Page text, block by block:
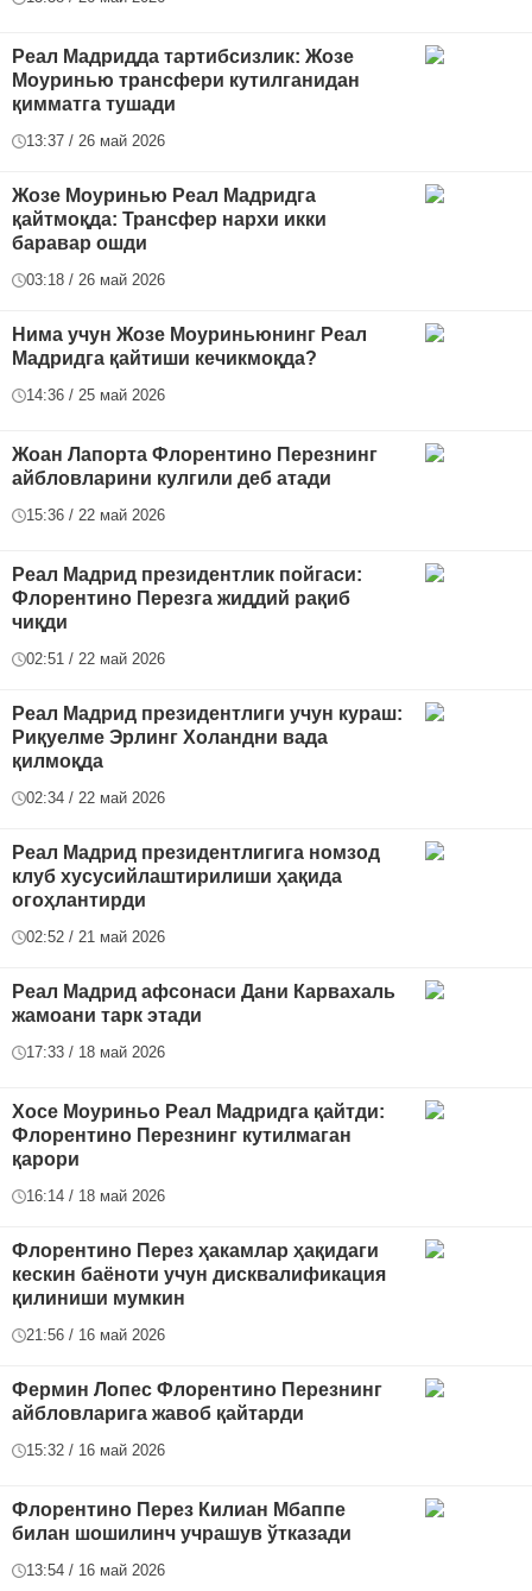
Реал Мадридда тартибсизлик: Жозе
Моуринью трансфери кутилганидан
қимматга тушади
13:37 / 26 май 2026
Жозе Моуринью Реал Мадридга
қайтмоқда: Трансфер нархи икки
баравар ошди
03:18 / 26 май 2026
Нима учун Жозе Моуриньюнинг Реал
Мадридга қайтиши кечикмоқда?
14:36 / 25 май 2026
Жоан Лапорта Флорентино Перезнинг
айбловларини кулгили деб атади
15:36 / 22 май 2026
Реал Мадрид президентлик пойгаси:
Флорентино Перезга жиддий рақиб
чиқди
02:51 / 22 май 2026
Реал Мадрид президентлиги учун кураш:
Риқуелме Эрлинг Холандни вада
қилмоқда
02:34 / 22 май 2026
Реал Мадрид президентлигига номзод
клуб хусусийлаштирилиши ҳақида
огоҳлантирди
02:52 / 21 май 2026
Реал Мадрид афсонаси Дани Карвахаль
жамоани тарк этади
17:33 / 18 май 2026
Хосе Моуриньо Реал Мадридга қайтди:
Флорентино Перезнинг кутилмаган
қарори
16:14 / 18 май 2026
Флорентино Перез ҳакамлар ҳақидаги
кескин баёноти учун дисквалификация
қилиниши мумкин
21:56 / 16 май 2026
Фермин Лопес Флорентино Перезнинг
айбловларига жавоб қайтарди
15:32 / 16 май 2026
Флорентино Перез Килиан Мбаппе
билан шошилинч учрашув ўтказади
13:54 / 16 май 2026